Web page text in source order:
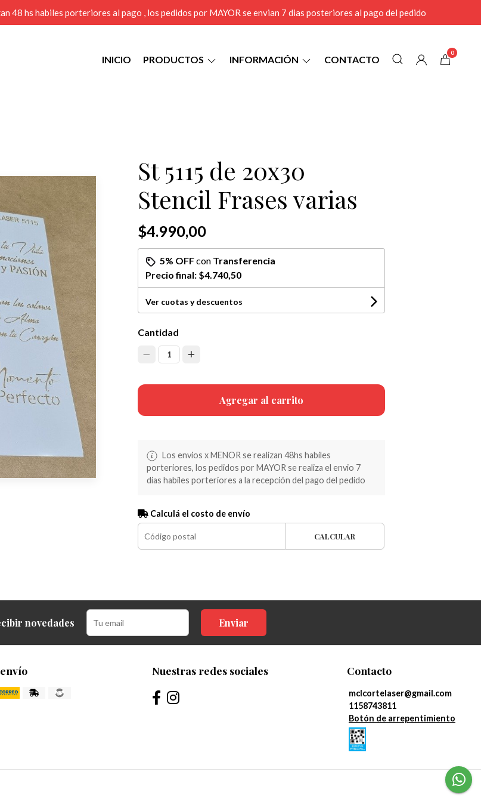
48 hs habiles porteriores al pago , los pedidos por MAYOR se envian 7 dias posteriores al pago del pedido
INICIO PRODUCTOS INFORMACIÓN CONTACTO
0
St 5115 de 20x30
Stencil Frases varias
$4.990,00
5% OFFcon Transferencia
Precio final: $4.740,50
Ver cuotas y descuentos
Cantidad
1
Agregar al carrito
Los envios x MENOR se realizan 48hs habiles
porteriores, los pedidos por MAYOR se realiza el envio 7
dias habiles porteriores a la recepción del pago del pedido
Calculá el costo de envío
CALCULAR
novedades Enviar
Nuestras redes sociales Contacto
mclcortelaser@gmail.com
1158743811
Botón de arrepentimiento